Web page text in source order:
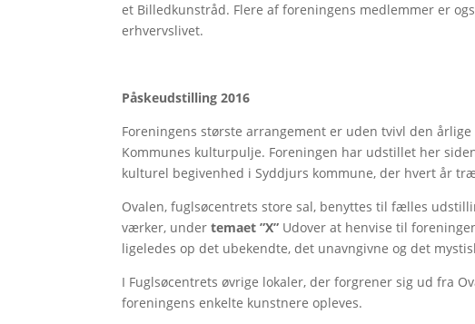
et Billedkunstråd. Flere af foreningens medlemmer er
erhvervslivet.
Påskeudstilling 2016
Foreningens største arrangement er uden tvivl den
Kommunes kulturpulje. Foreningen har udstillet her
kulturel begivenhed i Syddjurs kommune, der hvert år
Ovalen, fuglsøcentrets store sal, benyttes til fælles
værker, undertemaet ”X” Udover at henvise til
ligeledes op det ubekendte, det unavngivne og det
I Fuglsøcentrets øvrige lokaler, der forgrener sig ud fra
foreningens enkelte kunstnere opleves.